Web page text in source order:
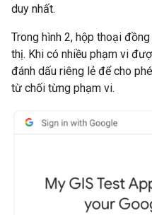
duy nhất.
Trong hình 2, hộp thoại
thị. Khi có nhiều phạm vi
đánh dấu riêng lẻ để cho
từ chối từng phạm vi.